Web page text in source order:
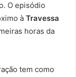
O episódio
à Travessa
horas da
tem como